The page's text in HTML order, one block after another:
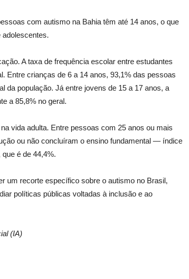
com autismo na Bahia têm até 14 anos, o que
A taxa de frequência escolar entre estudantes
Entre crianças de 6 a 14 anos, 93,1% das pessoas
da população. Já entre jovens de 15 a 17 anos, a
a 85,8% no geral.
vida adulta. Entre pessoas com 25 anos ou mais
ou não concluíram o ensino fundamental — índice
é de 44,4%.
um recorte específico sobre o autismo no Brasil,
políticas públicas voltadas à inclusão e ao
(IA)